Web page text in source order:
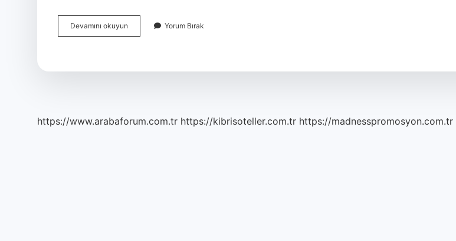
Devamını okuyun
Kalıp
Yorum Bırak
https://www.arabaforum.com.tr https://kibrisoteller.com.tr https://madnesspromosyon.com.tr